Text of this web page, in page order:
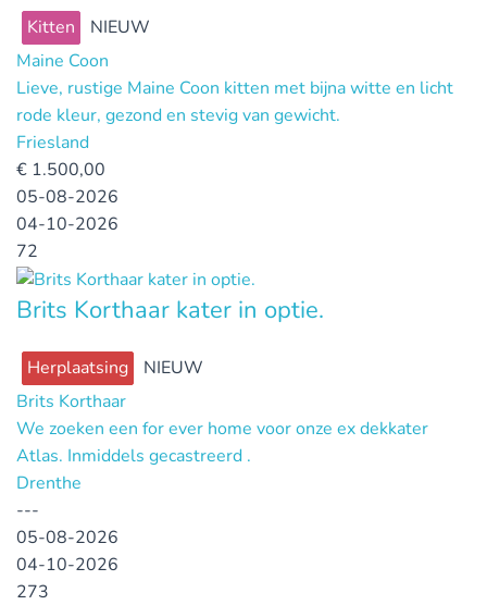
Kitten
NIEUW
Maine Coon
Lieve, rustige Maine Coon kitten met bijna witte en licht
rode kleur, gezond en stevig van gewicht.
Friesland
€ 1.500,00
05-08-2026
04-10-2026
72
Brits Korthaar kater in optie.
Herplaatsing
NIEUW
Brits Korthaar
We zoeken een for ever home voor onze ex dekkater
Atlas. Inmiddels gecastreerd .
Drenthe
---
05-08-2026
04-10-2026
273